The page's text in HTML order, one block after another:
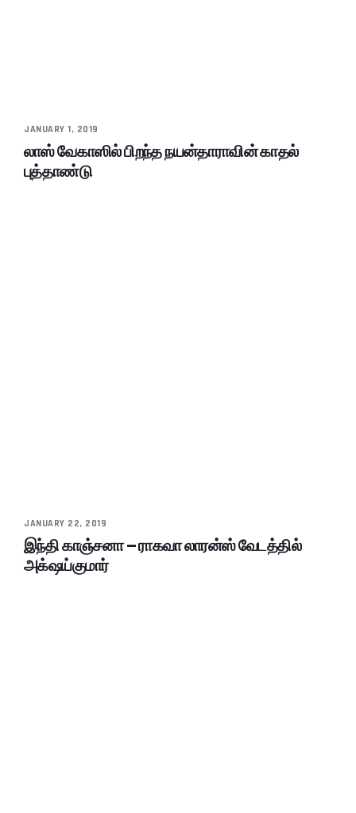
JANUARY 1, 2019
லாஸ் வேகாஸில் பிறந்த நயன்தாராவின் காதல்
புத்தாண்டு
JANUARY 22, 2019
இந்தி காஞ்சனா – ராகவா லாரன்ஸ் வேடத்தில்
அக்‌ஷய்குமார்